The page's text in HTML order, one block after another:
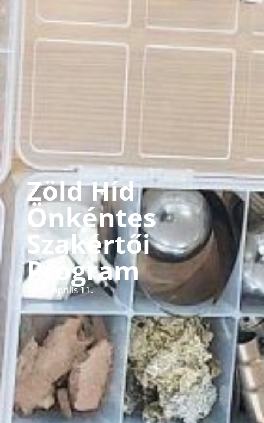
Zöld Híd
Önkéntes
Szakértői
Program
2025. április 11.